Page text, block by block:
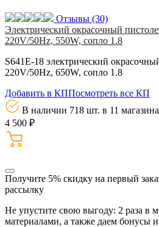
Отзывы (30)
Электрический окрасочный
220V/50Hz, 550W, сопло 1.8
S641E-18 электрический
220V/50Hz, 650W, сопло 1.8
Добавить в КППосмотреть все КП
В наличии 718 шт. в 11
4 500 ₽
Получите 5% скидку на первый
рассылку
Не упустите свою выгоду: 2 раза в
материалами, а также даем бонусы